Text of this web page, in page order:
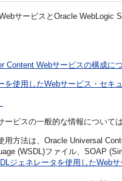
サービスとOracle WebLogic
Content Webサービスの構成に
を使用したWebサービス・セキ
ービスの一般的な情報について
用方法は、Oracle Universal
(WSDL)ファイル、SOAP
ジェネレータを使用したWeb